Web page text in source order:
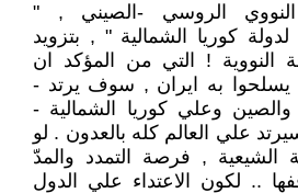
النووي الروسي -الصيني , "
كوريا الشمالية " , بتزويد
النووية ! التي من المؤكد ان
يسلحوا به ايران , سوف يرتد -
وعلي كوريا الشمالية -
علي العالم كله بالعدون . لو
الشيعية , فرصة التمدد والمدّ
.. لكون الاعتداء علي الدول